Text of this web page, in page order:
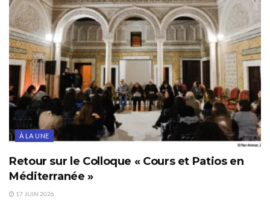
À LA UNE
Retour sur le Colloque « Cours et Patios en
Méditerranée »
17 JUIN 2026